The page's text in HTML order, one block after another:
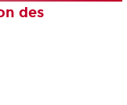
des